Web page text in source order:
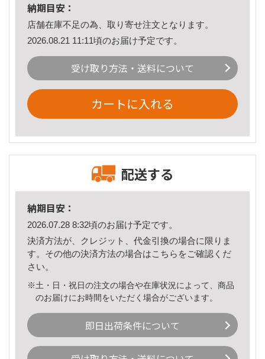
納期目安：
店舗在庫不足の為、取り寄せ注文となります。
2026.08.21 11:11頃のお届け予定です。
受け取り方法・送料について
カートに入れる
配送する
納期目安：
2026.07.28 8:32頃のお届け予定です。
決済方法が、クレジット、代金引換の場合に限りま
す。その他の決済方法の場合はこちら をご確認くだ
さい。
※土・日・祝日の注文の場合や在庫状況によって、商品
のお届けにお時間をいただく場合がございます。
即日出荷条件について